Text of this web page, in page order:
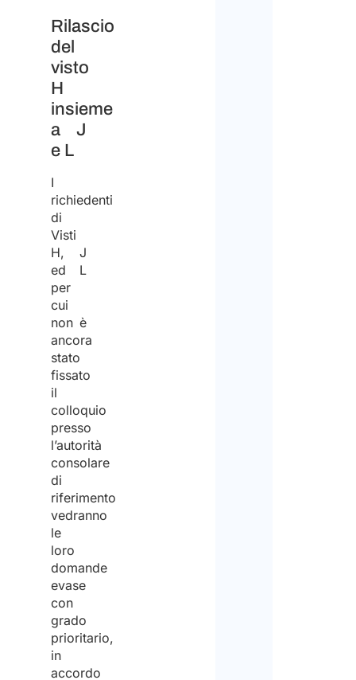
Rilascio
del
visto
H
insieme
a J
e L
I
richiedenti
di
Visti
H, J
ed L
per
cui
non è
ancora
stato
fissato
il
colloquio
presso
l’autorità
consolare
di
riferimento
vedranno
le
loro
domande
evase
con
grado
prioritario,
in
accordo